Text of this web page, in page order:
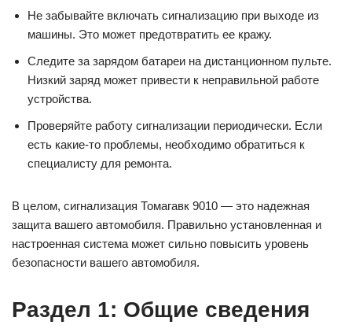
Не забывайте включать сигнализацию при выходе из
машины. Это может предотвратить ее кражу.
Следите за зарядом батареи на дистанционном пульте.
Низкий заряд может привести к неправильной работе
устройства.
Проверяйте работу сигнализации периодически. Если
есть какие-то проблемы, необходимо обратиться к
специалисту для ремонта.
В целом, сигнализация Томагавк 9010 — это надежная
защита вашего автомобиля. Правильно установленная и
настроенная система может сильно повысить уровень
безопасности вашего автомобиля.
Раздел 1: Общие сведения